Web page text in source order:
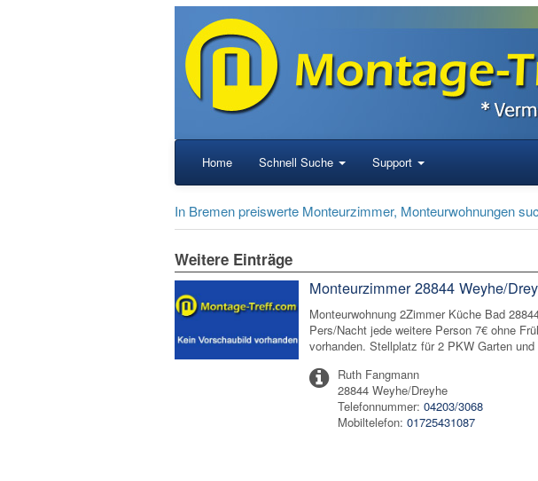
Home Schnell Suche Support
In Bremen preiswerte Monteurzimmer, Monteurwohnungen
Weitere Einträge
Monteurzimmer 28844 Weyhe/
Monteurwohnung 2Zimmer Küche Bad
Pers/Nacht jede weitere Person 7€ ohne
vorhanden. Stellplatz für 2 PKW Garten und
Ruth Fangmann
28844 Weyhe/Dreyhe
Telefonnummer: 04203/3068
Mobiltelefon: 01725431087